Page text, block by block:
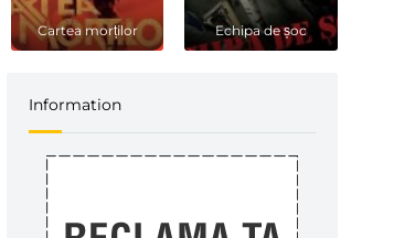
Cartea morților Echipa de șoc
Information